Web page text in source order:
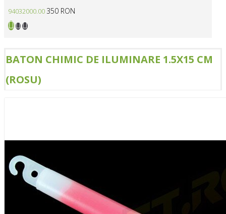
94032000.00 350 RON
BATON CHIMIC DE ILUMINARE 1.5X15 CM
(ROSU)